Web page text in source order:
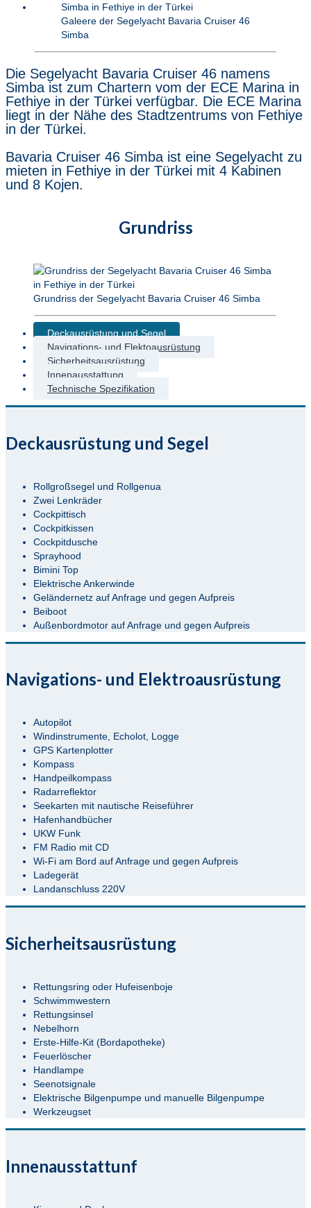
Galeere der Segelyacht Bavaria Cruiser 46
Simba
Die Segelyacht Bavaria Cruiser 46 namens
Simba ist zum Chartern vom der ECE Marina in
Fethiye in der Türkei verfügbar. Die ECE Marina
liegt in der Nähe des Stadtzentrums von Fethiye
in der Türkei.
Bavaria Cruiser 46 Simba ist eine Segelyacht zu
mieten in Fethiye in der Türkei mit 4 Kabinen
und 8 Kojen.
Grundriss
Grundriss der Segelyacht Bavaria Cruiser 46 Simba
Deckausrüstung und Segel
Navigations- und Elektoausrüstung
Sicherheitsausrüstung
Innenausstattung
Technische Spezifikation
Deckausrüstung und Segel
Rollgroßsegel und Rollgenua
Zwei Lenkräder
Cockpittisch
Cockpitkissen
Cockpitdusche
Sprayhood
Bimini Top
Elektrische Ankerwinde
Geländernetz auf Anfrage und gegen Aufpreis
Beiboot
Außenbordmotor auf Anfrage und gegen Aufpreis
Navigations- und Elektroausrüstung
Autopilot
Windinstrumente, Echolot, Logge
GPS Kartenplotter
Kompass
Handpeilkompass
Radarreflektor
Seekarten mit nautische Reiseführer
Hafenhandbücher
UKW Funk
FM Radio mit CD
Wi-Fi am Bord auf Anfrage und gegen Aufpreis
Ladegerät
Landanschluss 220V
Sicherheitsausrüstung
Rettungsring oder Hufeisenboje
Schwimmwestern
Rettungsinsel
Nebelhorn
Erste-Hilfe-Kit (Bordapotheke)
Feuerlöscher
Handlampe
Seenotsignale
Elektrische Bilgenpumpe und manuelle Bilgenpumpe
Werkzeugset
Innenausstattunf